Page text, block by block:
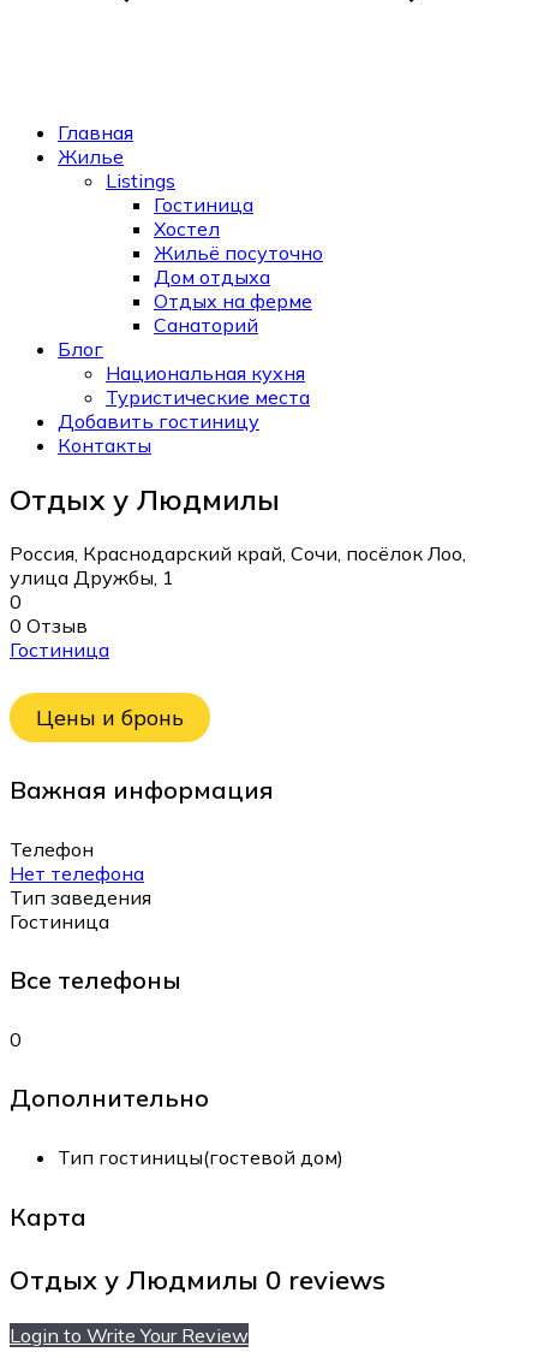
Главная
Жилье
Listings
Гостиница
Хостел
Жильё посуточно
Дом отдыха
Отдых на ферме
Санаторий
Блог
Национальная кухня
Туристические места
Добавить гостиницу
Контакты
Отдых у Людмилы
Россия, Краснодарский край, Сочи, посёлок Лоо,
улица Дружбы, 1
0
0 Отзыв
Гостиница
Цены и бронь
Важная информация
Телефон
Нет телефона
Тип заведения
Гостиница
Все телефоны
0
Дополнительно
Тип гостиницы(гостевой дом)
Карта
Отдых у Людмилы 0 reviews
Login to Write Your Review